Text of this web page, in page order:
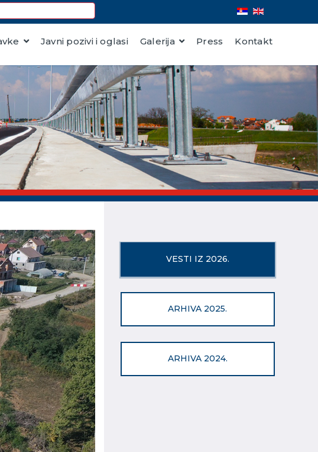
Javni pozivi i oglasi Galerija Press Kontakt
VESTI IZ 2026.
ARHIVA 2025.
ARHIVA 2024.